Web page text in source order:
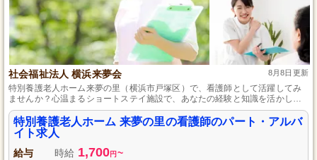
社会福祉法人 横浜来夢会 8月8日更新
特別養護老人ホーム来夢の里（横浜市戸塚区）で、看護師として活躍してみ
ませんか？心温まるショートステイ施設で、あなたの経験と知識を活かし、
利用者様の健康管理やケアを行うことで安心・安全な毎日をサポートしま
す。私生活とのバランスを大切にできる柔軟なシフト制を導入しており、ラ
イフスタイルに応じた働き方が可能です。一緒に笑顔あふれる職場を創り上
げましょう。
特別養護老人ホーム 来夢の里の看護師のパート・アルバ
イト求人
給与 時給 1,700円 ~